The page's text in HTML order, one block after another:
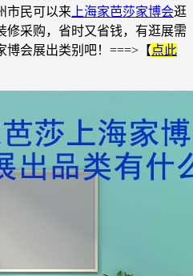
市民可以来 上海家芭莎家博会逛
修采购，省时又省钱，有逛展需
会展出类别吧！ ===>【点此